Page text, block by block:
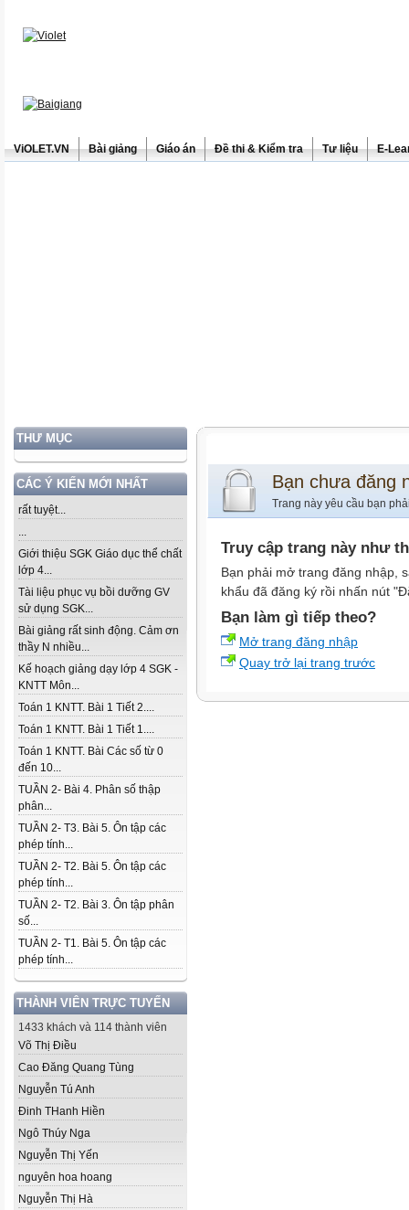
ViOLET.VN Bài giảng Giáo án Đề thi & Kiểm tra Tư liệu E-
THƯ MỤC
CÁC Ý KIẾN MỚI NHẤT
rất tuyệt...
...
Giới thiệu SGK Giáo dục thể chất
lớp 4...
Tài liệu phục vụ bồi dưỡng GV
sử dụng SGK...
Bài giảng rất sinh động. Cảm ơn
thầy N nhiều...
Kế hoạch giảng dạy lớp 4 SGK -
KNTT Môn...
Toán 1 KNTT. Bài 1 Tiết 2....
Toán 1 KNTT. Bài 1 Tiết 1....
Toán 1 KNTT. Bài Các số từ 0
đến 10...
TUẦN 2- Bài 4. Phân số thập
phân...
TUẦN 2- T3. Bài 5. Ôn tập các
phép tính...
TUẦN 2- T2. Bài 5. Ôn tập các
phép tính...
TUẦN 2- T2. Bài 3. Ôn tập phân
số...
TUẦN 2- T1. Bài 5. Ôn tập các
phép tính...
THÀNH VIÊN TRỰC TUYẾN
1433 khách và 114 thành viên
Võ Thị Điều
Cao Đăng Quang Tùng
Nguyễn Tú Anh
Đinh THanh Hiền
Ngô Thúy Nga
Nguyễn Thị Yến
nguyên hoa hoang
Nguyễn Thị Hà
Bạn chưa đăng
Trang này yêu cầu bạn
Truy cập trang này như
Bạn phải mở trang đăng nhập,
khẩu đã đăng ký rồi nhấn nút
Bạn làm gì tiếp theo?
Mở trang đăng nhập
Quay trở lại trang trước